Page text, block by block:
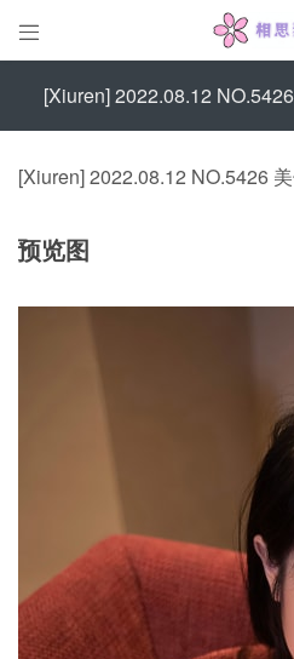

[Xiuren] 2022.08.12
[Xiuren] 2022.08.12 NO.5426
预览图